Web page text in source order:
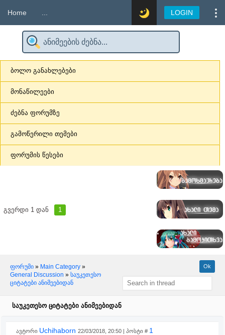
Home LOGIN
ბოლო განახლებები
მონაწილეები
ძებნა ფორუმზე
გამოწერილი თემები
ფორუმის წესები
გვერდი 1 დან 1
ფორუმი » Main Category »
General Discussion » საუკეთესო
ციტატები ანიმეებიდან
საუკეთესო ციტატები ანიმეებიდან
ავტორი Uchihaborn 22/03/2018, 20:50 | პოსტი # 1